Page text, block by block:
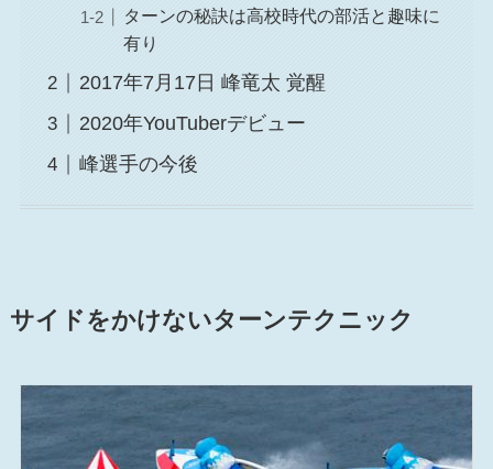
ターンの秘訣は高校時代の部活と趣味に
有り
2017年7月17日 峰竜太 覚醒
2020年YouTuberデビュー
峰選手の今後
サイドをかけないターンテクニック